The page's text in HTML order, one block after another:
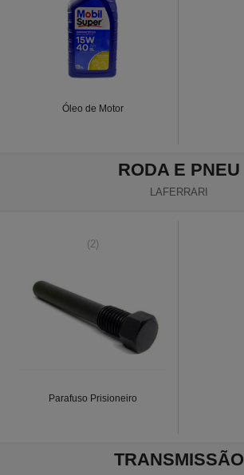
Óleo de Motor
RODA E PNEU
LAFERRARI
(2)
Parafuso Prisioneiro
TRANSMISSÃO